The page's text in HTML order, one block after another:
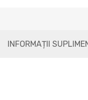
INFORMAȚII